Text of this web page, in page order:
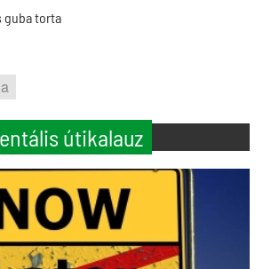
guba torta
útikalauz